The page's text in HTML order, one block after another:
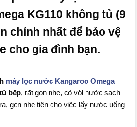
KG110 không tủ (9
chỉnh nhất để bảo vệ
cho gia đình bạn.
máy lọc nước Kangaroo Omega
bếp, rất gọn nhẹ, có vòi nước sạch
gọn nhẹ tiện cho việc lấy nước uống